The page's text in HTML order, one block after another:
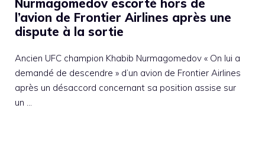
Nurmagomedov escorté hors de
l’avion de Frontier Airlines après une
dispute à la sortie
Ancien UFC champion Khabib Nurmagomedov « On lui a
demandé de descendre » d’un avion de Frontier Airlines
après un désaccord concernant sa position assise sur
un …